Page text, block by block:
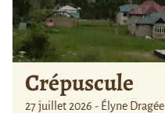
Crépuscule
27 juillet 2026 - Élyne Dragée